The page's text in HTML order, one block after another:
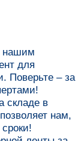
нашим
для
. Поверьте – за
складе в
позволяет нам,